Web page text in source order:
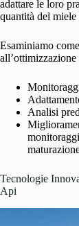
adattare le loro
quantità del
Esaminiamo
Analisi
Tecnologie
Api